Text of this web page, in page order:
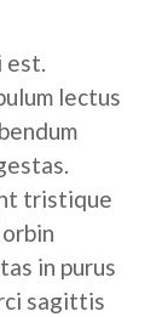
est.
lectus
tristique
in purus
sagittis